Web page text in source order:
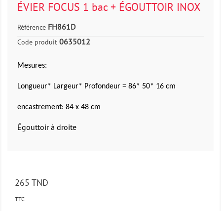
ÉVIER FOCUS 1 bac + ÉGOUTTOIR INOX
Référence FH861D
Code produit 0635012
Mesures:
Longueur* Largeur* Profondeur = 86* 50* 16 cm
encastrement: 84 x 48 cm
Égouttoir à droite
265 TND
TTC